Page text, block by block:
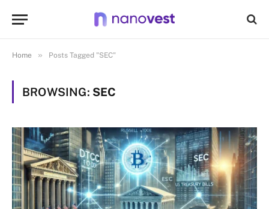
Home » Posts Tagged "SEC"
BROWSING: SEC